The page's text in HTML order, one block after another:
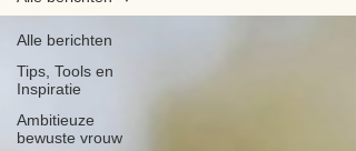
Alle berichten
Tips, Tools en
Inspiratie
Ambitieuze
bewuste vrouw